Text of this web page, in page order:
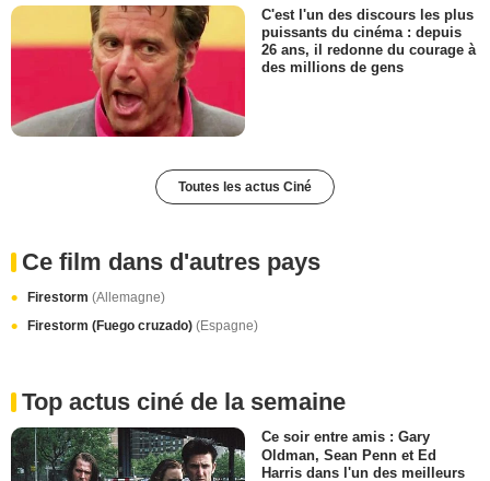
C'est l'un des discours les plus
puissants du cinéma : depuis
26 ans, il redonne du courage à
des millions de gens
Toutes les actus Ciné
Ce film dans d'autres pays
Firestorm (Allemagne)
Firestorm (Fuego cruzado) (Espagne)
Top actus ciné de la semaine
Ce soir entre amis : Gary
Oldman, Sean Penn et Ed
Harris dans l'un des meilleurs